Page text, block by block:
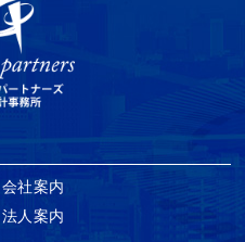
会社案内
法人案内